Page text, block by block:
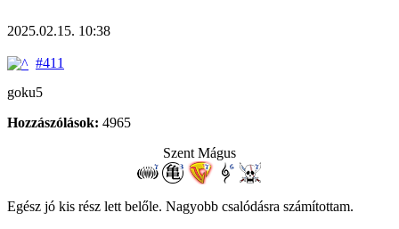
2025.02.15. 10:38
#411
goku5
Hozzászólások: 4965
Szent Mágus
Egész jó kis rész lett belőle. Nagyobb csalódásra számítottam.